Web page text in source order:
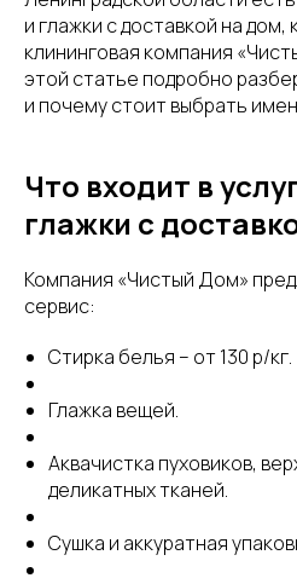
и глажки с доставкой на
клининговая компания
этой статье подробно
и почему стоит выбрать
Что входит в
глажки с
Компания «Чистый Дом»
сервис:
Стирка белья – от 130 р/кг.
Глажка вещей.
Аквачистка пуховиков,
деликатных тканей.
Сушка и аккуратная